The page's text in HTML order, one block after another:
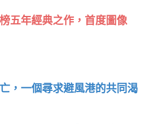
五年經典之作，首度圖像
，一個尋求避風港的共同渴